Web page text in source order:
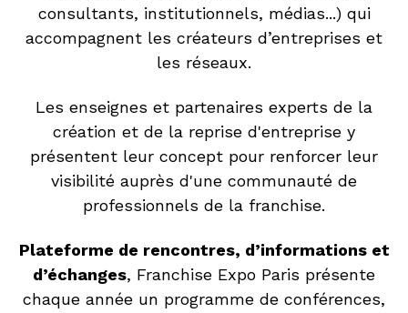
consultants, institutionnels, médias...) qui
accompagnent les créateurs d’entreprises et
les réseaux.
Les enseignes et partenaires experts de la
création et de la reprise d'entreprise y
présentent leur concept pour renforcer leur
visibilité auprès d'une communauté de
professionnels de la franchise.
Plateforme de rencontres, d’informations et
d’échanges, Franchise Expo Paris présente
chaque année un programme de conférences,